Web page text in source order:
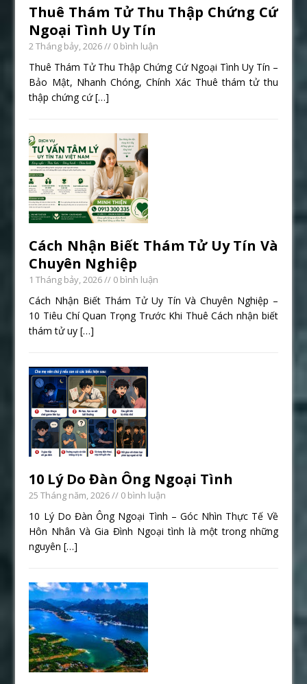
Thuê Thám Tử Thu Thập Chứng Cứ
Ngoại Tình Uy Tín
2 Tháng bảy, 2026// 0 bình luận
Thuê Thám Tử Thu Thập Chứng Cứ Ngoại Tình Uy Tín –
Bảo Mật, Nhanh Chóng, Chính Xác Thuê thám tử thu
thập chứng cứ[…]
Cách Nhận Biết Thám Tử Uy Tín Và
Chuyên Nghiệp
1 Tháng bảy, 2026// 0 bình luận
Cách Nhận Biết Thám Tử Uy Tín Và Chuyên Nghiệp –
10 Tiêu Chí Quan Trọng Trước Khi Thuê Cách nhận biết
thám tử uy[…]
10 Lý Do Đàn Ông Ngoại Tình
25 Tháng năm, 2026// 0 bình luận
10 Lý Do Đàn Ông Ngoại Tình – Góc Nhìn Thực Tế Về
Hôn Nhân Và Gia Đình Ngoại tình là một trong những
nguyên[…]